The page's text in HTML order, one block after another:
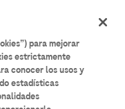
para mejorar
estrictamente
conocer los usos y
estadísticas